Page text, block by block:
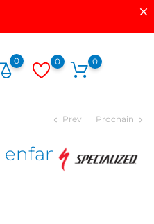
0 0 0
chevron_left Prev Prochain chevron_right
enfant